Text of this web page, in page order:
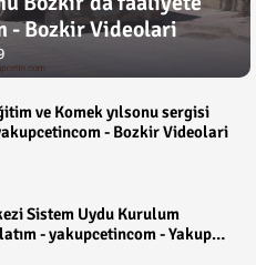
- Bozkir Videolari
ve Komek yılsonu sergisi
- Bozkir Videolari
Sistem Uydu Kurulum
- yakupcetincom - Yakup